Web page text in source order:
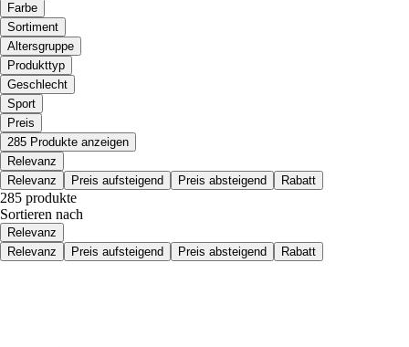
Farbe
Sortiment
Altersgruppe
Produkttyp
Geschlecht
Sport
Preis
285 Produkte anzeigen
Relevanz
Relevanz
Preis aufsteigend Preis absteigend Rabatt
285 produkte
Sortieren nach
Relevanz
Relevanz
Preis aufsteigend Preis absteigend Rabatt